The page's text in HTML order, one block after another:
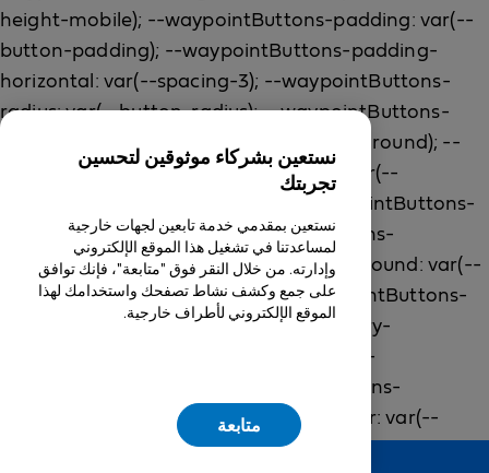
نستعين بشركاء موثوقين لتحسين
تجربتك
نستعين بمقدمي خدمة تابعين لجهات خارجية
لمساعدتنا في تشغيل هذا الموقع الإلكتروني
وإدارته. من خلال النقر فوق "متابعة"، فإنك توافق
على جمع وكشف نشاط تصفحك واستخدامك لهذا
الموقع الإلكتروني لأطراف خارجية.
متابعة